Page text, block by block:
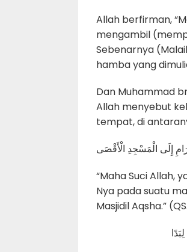
Allah berfirman,
mengambil
Sebenarnya
hamba yang
Dan Muhammad
Allah menyebut
tempat, di
إِلَى الْمَسْجِدِ الْأَقْصَى
“Maha Suci Allah,
Nya pada suatu
Masjidil Aqsha.”